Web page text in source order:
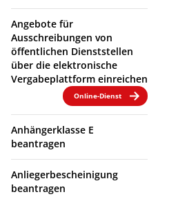
Angebote für
Ausschreibungen von
öffentlichen Dienststellen
über die elektronische
Vergabeplattform einreichen
Online-Dienst
Anhängerklasse E
beantragen
Anliegerbescheinigung
beantragen